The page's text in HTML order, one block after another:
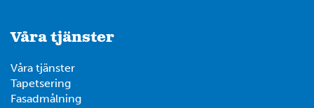
Våra tjänster
Våra tjänster
Tapetsering
Fasadmålning